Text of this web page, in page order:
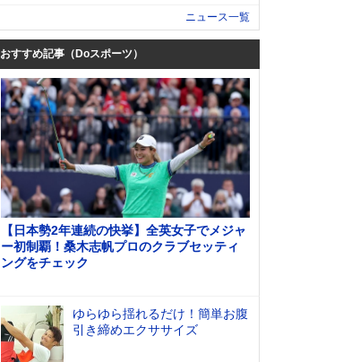
ニュース一覧
おすすめ記事（Doスポーツ）
【日本勢2年連続の快挙】全英女子でメジャ
ー初制覇！桑木志帆プロのクラブセッティ
ングをチェック
ゆらゆら揺れるだけ！簡単お腹
引き締めエクササイズ